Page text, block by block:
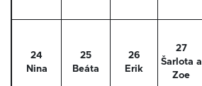
24
Nina
25
Beáta
26
Erik
27
Šarlota a
Zoe